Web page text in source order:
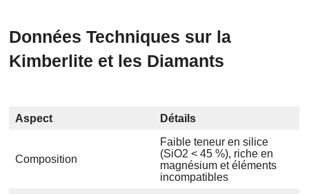
Données Techniques sur la
Kimberlite et les Diamants
Aspect Détails
Composition
Faible teneur en silice
(SiO2 < 45 %), riche en
magnésium et éléments
incompatibles